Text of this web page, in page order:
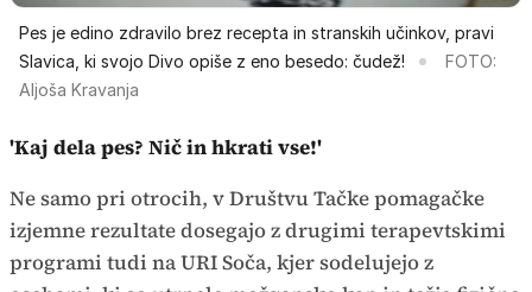
Pes je edino zdravilo brez recepta in stranskih učinkov, pravi
Slavica, ki svojo Divo opiše z eno besedo: čudež!
FOTO:
Aljoša Kravanja
'Kaj dela pes? Nič in hkrati vse!'
Ne samo pri otrocih, v Društvu Tačke pomagačke
izjemne rezultate dosegajo z drugimi terapevtskimi
programi tudi na URI Soča, kjer sodelujejo z